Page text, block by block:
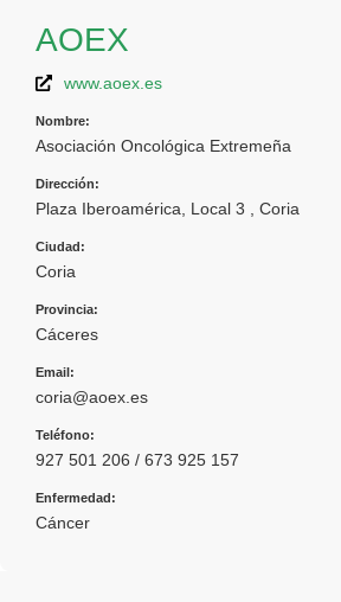
AOEX
www.aoex.es
Nombre:
Asociación Oncológica Extremeña
Dirección:
Plaza Iberoamérica, Local 3 , Coria
Ciudad:
Coria
Provincia:
Cáceres
Email:
coria@aoex.es
Teléfono:
927 501 206 / 673 925 157
Enfermedad:
Cáncer